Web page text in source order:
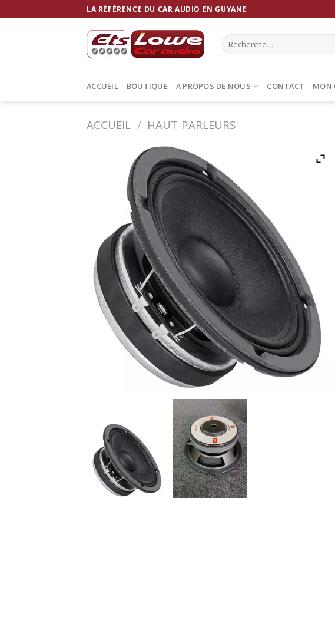
to
LA RÉFÉRENCE DU CAR AUDIO EN GUYANE
Recherche
pour :
ACCUEIL BOUTIQUE A PROPOS DE NOUS CONTACT MON
ACCUEIL / HAUT-PARLEURS